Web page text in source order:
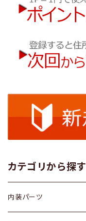
カテゴリから探す
内装パーツ